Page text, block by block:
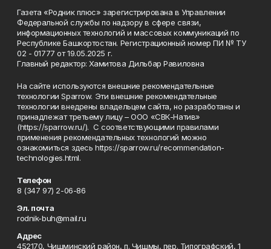
Газета «Родник плюс» зарегистрирована в Управлении
Федеральной службы по надзору в сфере связи,
информационных технологий и массовых коммуникаций по
Республике Башкортостан. Регистрационный номер ПИ № ТУ
02 - 01777 от 19.05.2025 г.
Главный редактор: Хамитова Дильбар Равиловна
На сайте используются внешние рекомендательные
технологии Sparrow. Эти внешние рекомендательные
технологии внедрены владельцем сайта, но разработаны и
принадлежат третьему лицу – ООО «СВК-Натив»
(https://sparrow.ru/). С соответствующими правилами
применения рекомендательных технологий можно
ознакомиться здесь https://sparrow.ru/recommendation-
technologies.html.
Телефон
8 (347 97) 2-06-86
Эл. почта
rodnik-buh@mail.ru
Адрес
452170, Чишминский район, п. Чишмы, пер. Типографский, 1